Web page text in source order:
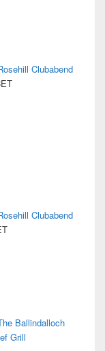
Clubabend
Clubabend
Ballindalloch
Grill